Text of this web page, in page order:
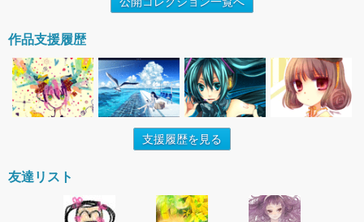
作品支援履歴
支援履歴を見る
友達リスト